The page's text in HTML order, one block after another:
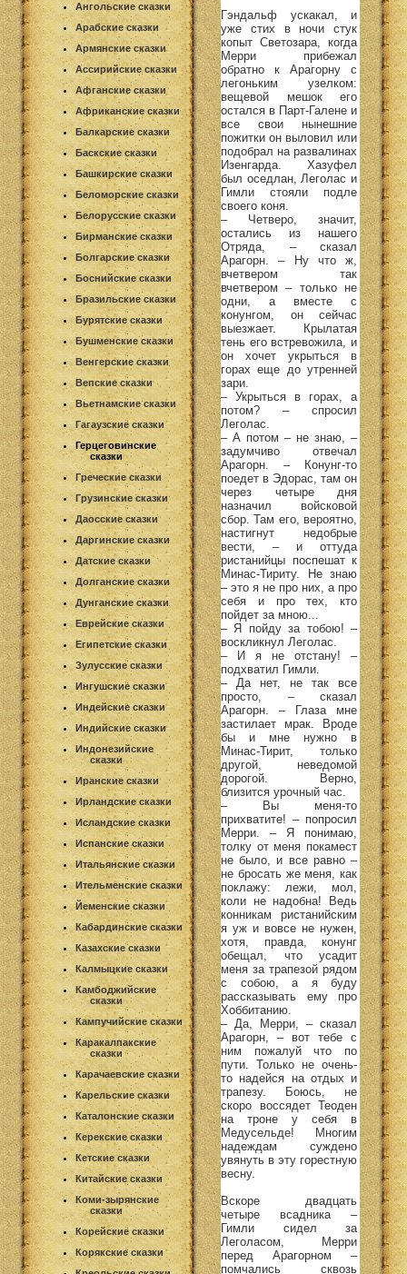
Ангольские сказки
Арабские сказки
Армянские сказки
Ассирийские сказки
Афганские сказки
Африканские сказки
Балкарские сказки
Баскские сказки
Башкирские сказки
Беломорские сказки
Белорусские сказки
Бирманские сказки
Болгарские сказки
Боснийские сказки
Бразильские сказки
Бурятские сказки
Бушменские сказки
Венгерские сказки
Вепские сказки
Вьетнамские сказки
Гагаузские сказки
Герцеговинские
сказки
Греческие сказки
Грузинские сказки
Даосские сказки
Даргинские сказки
Датские сказки
Долганские сказки
Дунганские сказки
Еврейские сказки
Египетские сказки
Зулусские сказки
Ингушские сказки
Индейские сказки
Индийские сказки
Индонезийские
сказки
Иранские сказки
Ирландские сказки
Исландские сказки
Испанские сказки
Итальянские сказки
Ительменские сказки
Йеменские сказки
Кабардинские сказки
Казахские сказки
Калмыцкие сказки
Камбоджийские
сказки
Кампучийские сказки
Каракалпакские
сказки
Карачаевские сказки
Карельские сказки
Каталонские сказки
Керекские сказки
Кетские сказки
Китайские сказки
Коми-зырянские
сказки
Корейские сказки
Корякские сказки
Гэндальф ускакал, и
уже стих в ночи стук
копыт Светозара, когда
Мерри прибежал
обратно к Арагорну с
легоньким узелком:
вещевой мешок его
остался в Парт-Галене и
все свои нынешние
пожитки он выловил или
подобрал на развалинах
Изенгарда. Хазуфел
был оседлан, Леголас и
Гимли стояли подле
своего коня.
– Четверо, значит,
остались из нашего
Отряда, – сказал
Арагорн. – Ну что ж,
вчетвером так
вчетвером – только не
одни, а вместе с
конунгом, он сейчас
выезжает. Крылатая
тень его встревожила, и
он хочет укрыться в
горах еще до утренней
зари.
– Укрыться в горах, а
потом? – спросил
Леголас.
– А потом – не знаю, –
задумчиво отвечал
Арагорн. – Конунг-то
поедет в Эдорас, там он
через четыре дня
назначил войсковой
сбор. Там его, вероятно,
настигнут недобрые
вести, – и оттуда
ристанийцы поспешат к
Минас-Тириту. Не знаю
– это я не про них, а про
себя и про тех, кто
пойдет за мною...
– Я пойду за тобою! –
воскликнул Леголас.
– И я не отстану! –
подхватил Гимли.
– Да нет, не так все
просто, – сказал
Арагорн. – Глаза мне
застилает мрак. Вроде
бы и мне нужно в
Минас-Тирит, только
другой, неведомой
дорогой. Верно,
близится урочный час.
– Вы меня-то
прихватите! – попросил
Мерри. – Я понимаю,
толку от меня покамест
не было, и все равно –
не бросать же меня, как
поклажу: лежи, мол,
коли не надобна! Ведь
конникам ристанийским
я уж и вовсе не нужен,
хотя, правда, конунг
обещал, что усадит
меня за трапезой рядом
с собою, а я буду
рассказывать ему про
Хоббитанию.
– Да, Мерри, – сказал
Арагорн, – вот тебе с
ним пожалуй что по
пути. Только не очень-
то надейся на отдых и
трапезу. Боюсь, не
скоро воссядет Теоден
на троне у себя в
Медусельде! Многим
надеждам суждено
увянуть в эту горестную
весну.
Вскоре двадцать
четыре всадника –
Гимли сидел за
Леголасом, Мерри
перед Арагорном –
помчались сквозь